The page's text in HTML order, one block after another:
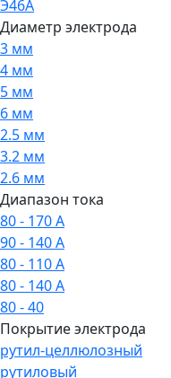
Э46А
Диаметр электрода
3 мм
4 мм
5 мм
6 мм
2.5 мм
3.2 мм
2.6 мм
Диапазон тока
80 - 170 А
90 - 140 А
80 - 110 А
80 - 140 А
80 - 40
Покрытие электрода
рутил-целлюлозный
рутиловый